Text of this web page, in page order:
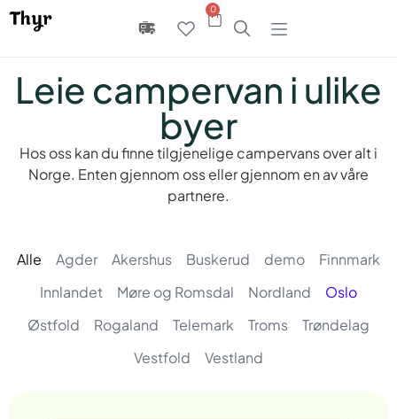
0
Leie campervan i ulike
byer
Hos oss kan du finne tilgjenelige campervans over alt i
Norge. Enten gjennom oss eller gjennom en av våre
partnere.
Agder Akershus Buskerud demo
Finnmark
Innlandet
Møre og Romsdal Nordland
Oslo
Østfold
Rogaland Telemark Troms
Trøndelag
Vestfold
Vestland
Alle